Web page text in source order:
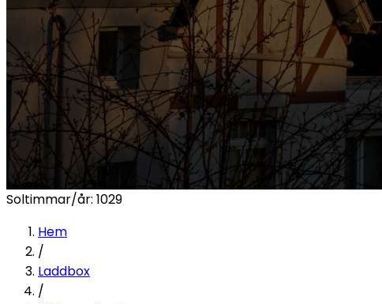
Soltimmar/år: 1029
Hem
/
Laddbox
/